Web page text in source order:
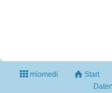
miomedi Start